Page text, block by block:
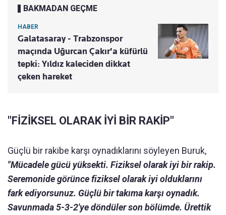
BAKMADAN GEÇME
HABER
Galatasaray - Trabzonspor
maçında Uğurcan Çakır'a küfürlü
tepki: Yıldız kaleciden dikkat
çeken hareket
"FİZİKSEL OLARAK İYİ BİR RAKİP"
Güçlü bir rakibe karşı oynadıklarını söyleyen Buruk,
"Mücadele gücü yüksekti. Fiziksel olarak iyi bir rakip.
Seremonide görünce fiziksel olarak iyi olduklarını
fark ediyorsunuz. Güçlü bir takıma karşı oynadık.
Savunmada 5-3-2'ye döndüler son bölümde. Ürettik